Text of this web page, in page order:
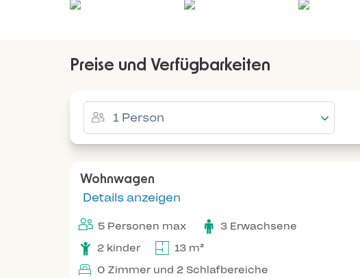
Preise und Verfügbarkeiten
Wohnwagen
Details anzeigen
5 Personen max
3 Erwachsene
2 kinder
13 m²
0 Zimmer und 2 Schlafbereiche